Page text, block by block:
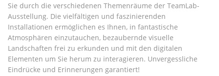
Sie durch die verschiedenen Themenräume der TeamLab-
Ausstellung. Die vielfältigen und faszinierenden
Installationen ermöglichen es Ihnen, in fantastische
Atmosphären einzutauchen, bezaubernde visuelle
Landschaften frei zu erkunden und mit den digitalen
Elementen um Sie herum zu interagieren. Unvergessliche
Eindrücke und Erinnerungen garantiert!